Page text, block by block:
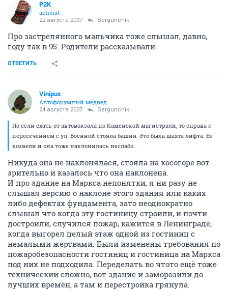
P2K
activist
22 августа 2007 Sergunchik
Про застрелянного мальчика тоже слышал, давно,
году так в 95. Родители рассказывали.
ОТВЕТИТЬ
Vinipux
Автофорумный медвед
24 августа 2007 Sergunchik
Но если ехать от автовокзала по Каменской магистрали, то справа с
пересечением с ул. Военной стояла башня. Это была шахта лифта. Ее
возвели и она тоже наклонилась неслабо.
Никуда она не наклонялася, стояла на косогоре вот
зрительно и казалось что она наклонена.
И про здание на Маркса непонятки, я ни разу не
слышал версию о наклоне этого здания или каких
либо дефектах фундамента, зато неоднократно
слышал что когда эту гостиницу строили, и почти
достроили, случился пожар, кажится в Ленинграде,
когда выгорел целый этаж одной из гостиниц с
немалыми жертвами. Были изменены требования по
пожаробезопасности гостиниц и гостиница на Маркса
под них не подходила. Переделать во чтото ещё тоже
технический сложно, вот здание и заморозили до
лучших времён, а там и перестройка грянула.